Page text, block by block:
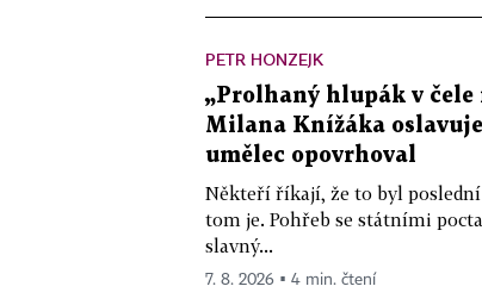
PETR HONZEJK
„Prolhaný hlupák v čele
Milana Knížáka
umělec opovrhoval
Někteří říkají, že to byl
tom je. Pohřeb se státními
slavný...
7. 8. 2026 ▪ 4 min. čtení